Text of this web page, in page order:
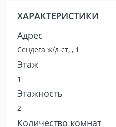
ХАРАКТЕРИСТИКИ
Адрес
Сендега ж/д_ст, , 1
Этаж
1
Этажность
2
Количество комнат